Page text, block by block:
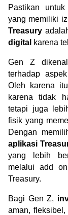
Pastikan
yang memiliki
Treasury
digital karena
Gen Z
terhadap
Oleh karena
karena tidak
tetapi juga
fisik yang
aplikasi
yang lebih
melalui add
Treasury.
Bagi Gen Z,
aman,